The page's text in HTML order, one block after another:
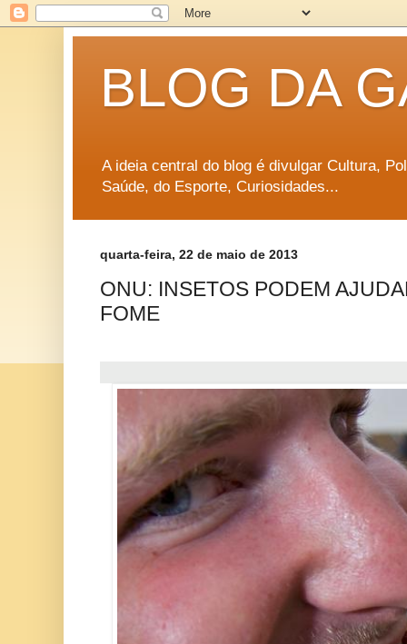
BLOG DA
A ideia central do blog é divulgar Cultura,
Saúde, do Esporte, Curiosidades...
quarta-feira, 22 de maio de 2013
ONU: INSETOS PODEM
FOME